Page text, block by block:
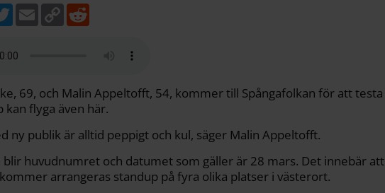
T
w
t
E
m
a
C
o
p
k
69, och Malin Appeltofft, 54, kommer till Spångafolkan för att testa
kan flyga även här.
ny publik är alltid peppigt och kul, säger Malin Appeltofft.
blir huvudnumret och datumet som gäller är 28 mars. Det innebär att
arrangeras standup på fyra olika platser i västerort.